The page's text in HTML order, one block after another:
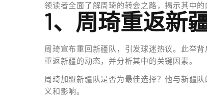
领读者全面了解周琦的转会之路，揭示其中
1、周琦重返新
周琦宣布重回新疆队，引发球迷热议。此举
重返新疆的动态，并分析其中的关键因素。
周琦加盟新疆队是否为最佳选择？他与新疆
义和影响。